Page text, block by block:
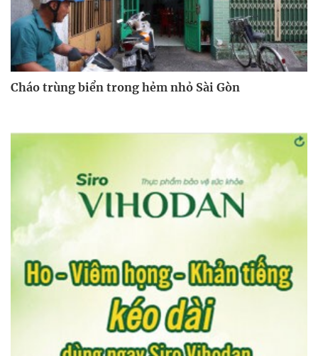
Cháo trùng biển trong hẻm nhỏ Sài Gòn